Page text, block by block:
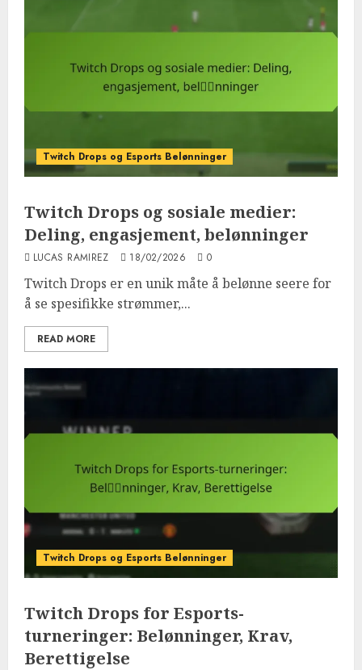
Twitch Drops og Esports Belønninger
Twitch Drops og sosiale medier:
Deling, engasjement, belønninger
LUCAS RAMIREZ 18/02/2026 0
Twitch Drops er en unik måte å belønne seere for
å se spesifikke strømmer,...
READ MORE
Twitch Drops og Esports Belønninger
Twitch Drops for Esports-
turneringer: Belønninger, Krav,
Berettigelse